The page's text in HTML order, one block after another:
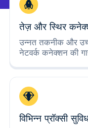
तेज़ और स्थिर
उन्नत तकनीक और
नेटवर्क कनेक्शन की
विभिन्न प्रॉक्सी